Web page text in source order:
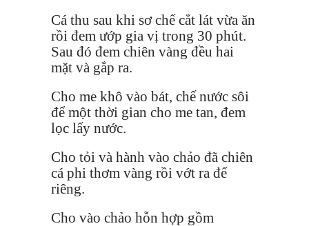
Cá thu sau khi sơ chế cắt lát vừa ăn
rồi đem ướp gia vị trong 30 phút.
Sau đó đem chiên vàng đều hai
mặt và gắp ra.
Cho me khô vào bát, chế nước sôi
để một thời gian cho me tan, đem
lọc lấy nước.
Cho tỏi và hành vào chảo đã chiên
cá phi thơm vàng rồi vớt ra để
riêng.
Cho vào chảo hỗn hợp gồm